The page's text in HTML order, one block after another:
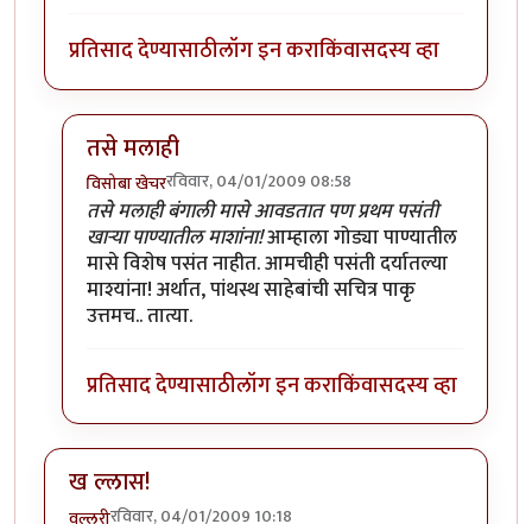
प्रतिसाद देण्यासाठीलॉग इन कराकिंवासदस्य व्हा
तसे मलाही
विसोबा खेचररविवार, 04/01/2009 08:58
In reply toलै भारीbyसुनील
तसे मलाही बंगाली मासे आवडतात पण प्रथम पसंती
खार्‍या पाण्यातील माशांना!आम्हाला गोड्या पाण्यातील
मासे विशेष पसंत नाहीत. आमचीही पसंती दर्यातल्या
माश्यांना! अर्थात, पांथस्थ साहेबांची सचित्र पाकृ
उत्तमच.. तात्या.
प्रतिसाद देण्यासाठीलॉग इन कराकिंवासदस्य व्हा
ख ल्लास!
वल्लरीरविवार, 04/01/2009 10:18